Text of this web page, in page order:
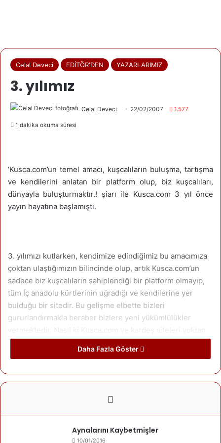
Celal Deveci EDİTÖR'DEN YAZARLARIMIZ
3. yılımız
Celal Deveci 22/02/2007 1.577
1 dakika okuma süresi
‘Kusca.com’un temel amacı, kuşcalıların buluşma, tartışma
ve kendilerini anlatan bir platform olup, biz kuşcalıları,
dünyayla buluşturmaktır.! şiarı ile Kusca.com 3 yıl önce
yayın hayatına başlamıştı.
3. yılımızı kutlarken, kendimize edindiğimiz bu amacımıza
çoktan ulaştığımızın bilincinde olup, artık Kusca.com’un
sadece biz kuşcalıların sahiplendiği bir platform olmayıp,
tüm İç anadolu kürtlerinin uğradığı ve kendilerine yer
bulduğu bir sitedir. Bu gelişme elbette bizleri
gururlandırmakla beraber bizlere yeni yükümlülükler
vermektedir. Nasıl ki Kusca.com ve kardeş siteleri yoktan
markalaşmışsa, bu yeni misyonumuzda da anlımızın akıyla
çıkacağımıza inancımız tamdır. Kusca.com yayın hayatına
herkes resimlere bakmak için siteye giriyor’ diye tepki
köşe yazıları, makale ve şiir bölümüdür. Artık Kusca.com
dostları aktüel köşe yazılarını, makale yazıları ve şiirleri
okuyup, yorum eklemekteler. Bugüne kadar 35 kayıtlı
Daha Fazla Göster
Aynalarını Kaybetmişler
10/01/2016